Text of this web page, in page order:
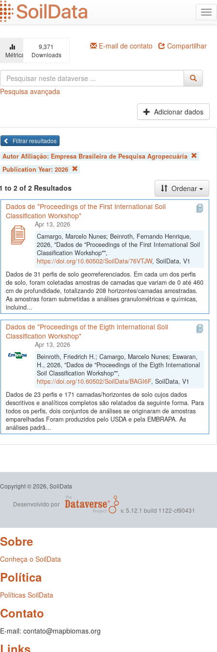
Ir
para
o
principal
Métricas
9,371
Downloads
E-mail de contato Compartilhar
Pesquisa avançada
Adicionar dados
Filtrar resultados
Autor Afiliação: Empresa Brasileira de Pesquisa Agropecuária
Publication Year: 2026
to 2 of 2 Resultados
Ordenar
Dados de "Proceedings of the First International Soil
Classification Workshop"
Apr 13, 2026
Camargo, Marcelo Nunes; Beinroth, Fernando Henrique,
2026, "Dados de "Proceedings of the First International Soil
Classification Workshop"",
https://doi.org/10.60502/SoilData/76VTJW, SoilData, V1
Dados de 31 perfis de solo georreferenciados. Em cada um dos perfis
de solo, foram coletadas amostras de camadas que variam de 0 até 460
cm de profundidade, totalizando 208 horizontes/camadas amostradas.
As amostras foram submetidas a análises granulométricas e químicas,
incluind...
Dados de "Proceedings of the Eigth International Soil
Classification Workshop"
Apr 13, 2026
Beinroth, Friedrich H.; Camargo, Marcelo Nunes; Eswaran,
H., 2026, "Dados de "Proceedings of the Eigth International
Soil Classification Workshop"",
https://doi.org/10.60502/SoilData/BAGI6F, SoilData, V1
Dados de 23 perfis e 171 camadas/horizontes de solo cujos dados
descritivos e analíticos completos são relatados da seguinte forma. Para
todos os perfis, dois conjuntos de análises se originaram de amostras
emparelhadas Foram produzidos pelo USDA e pela EMBRAPA. As
análises padrã...
Copyright © 2026, SoilData
Desenvolvido por
v. 5.12.1 build 1122-cf90431
Sobre
Conheça o SoilData
Política
Políticas SoilData
Contato
E-mail: contato@mapbiomas.org
Links